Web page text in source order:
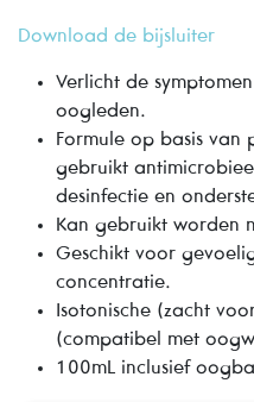
Download de bijsluiter
Verlicht de
oogleden.
Formule op basis van
gebruikt
desinfectie en
Kan gebruikt worden
Geschikt voor
concentratie.
Isotonische (zacht
(compatibel met
100mL inclusief